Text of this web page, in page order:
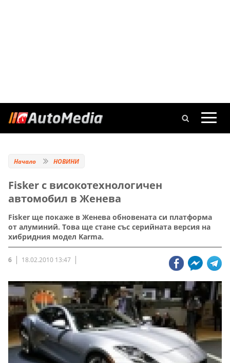
Начало НОВИНИ
Fisker с високотехнологичен
автомобил в Женева
Fisker ще покаже в Женева обновената си платформа
от алуминий. Това ще стане със серийната версия на
хибридния модел Karma.
6 18.02.2010 13:47